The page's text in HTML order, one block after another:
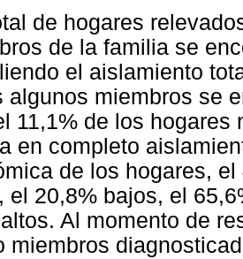
de hogares
de la familia se
el aislamiento
algunos miembros se
11,1% de los
en completo
de los hogares,
el 20,8% bajos, el
Al momento de
miembros